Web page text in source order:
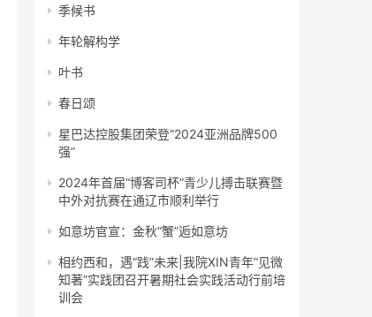
季候书
年轮解构学
叶书
春日颂
星巴达控股集团荣登“2024亚洲品牌500
强”
2024年首届“博客司杯”青少儿搏击联赛暨
中外对抗赛在通辽市顺利举行
如意坊官宣：金秋“蟹”逅如意坊
相约西和，遇“践”未来|我院XIN青年“见微
知著”实践团召开暑期社会实践活动行前培
训会